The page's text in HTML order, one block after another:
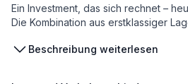
Ein Investment, das sich rechnet –
Die Kombination aus erstklassiger Lage, moderner Neubauqualität und einem Wohnungsmix, der breite Zielgruppen anspricht, macht Barawitzkagasse 24 zur idealen Vorsorgeimmobilie. Ob zur Sicherung Ihres Vermögens, als
Nähere Informationen finden Sie auch auf der Homepage: Barawitzkagasse 24 | Exklusives
Beschreibung weiterlesen